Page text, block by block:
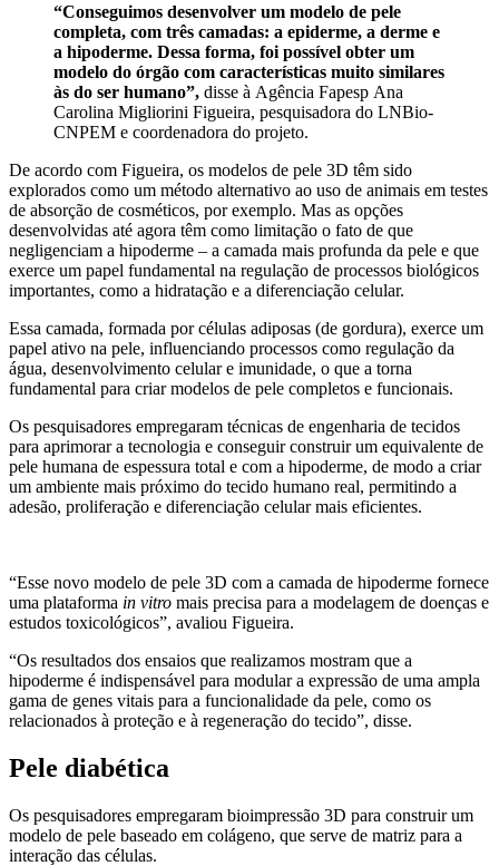
“Conseguimos desenvolver um modelo de pele
completa, com três camadas: a epiderme, a derme e
a hipoderme. Dessa forma, foi possível obter um
modelo do órgão com características muito similares
às do ser humano”, disse à Agência Fapesp Ana
Carolina Migliorini Figueira, pesquisadora do LNBio-
CNPEM e coordenadora do projeto.
De acordo com Figueira, os modelos de pele 3D têm sido
explorados como um método alternativo ao uso de animais em testes
de absorção de cosméticos, por exemplo. Mas as opções
desenvolvidas até agora têm como limitação o fato de que
negligenciam a hipoderme – a camada mais profunda da pele e que
exerce um papel fundamental na regulação de processos biológicos
importantes, como a hidratação e a diferenciação celular.
Essa camada, formada por células adiposas (de gordura), exerce um
papel ativo na pele, influenciando processos como regulação da
água, desenvolvimento celular e imunidade, o que a torna
fundamental para criar modelos de pele completos e funcionais.
Os pesquisadores empregaram técnicas de engenharia de tecidos
para aprimorar a tecnologia e conseguir construir um equivalente de
pele humana de espessura total e com a hipoderme, de modo a criar
um ambiente mais próximo do tecido humano real, permitindo a
adesão, proliferação e diferenciação celular mais eficientes.
“Esse novo modelo de pele 3D com a camada de hipoderme fornece
uma plataforma in vitro mais precisa para a modelagem de doenças e
estudos toxicológicos”, avaliou Figueira.
“Os resultados dos ensaios que realizamos mostram que a
hipoderme é indispensável para modular a expressão de uma ampla
gama de genes vitais para a funcionalidade da pele, como os
relacionados à proteção e à regeneração do tecido”, disse.
Pele diabética
Os pesquisadores empregaram bioimpressão 3D para construir um
modelo de pele baseado em colágeno, que serve de matriz para a
interação das células.